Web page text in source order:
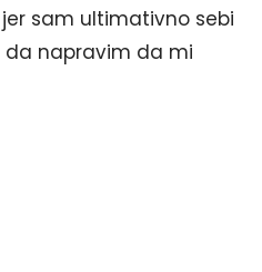
jer sam ultimativno sebi
da napravim da mi